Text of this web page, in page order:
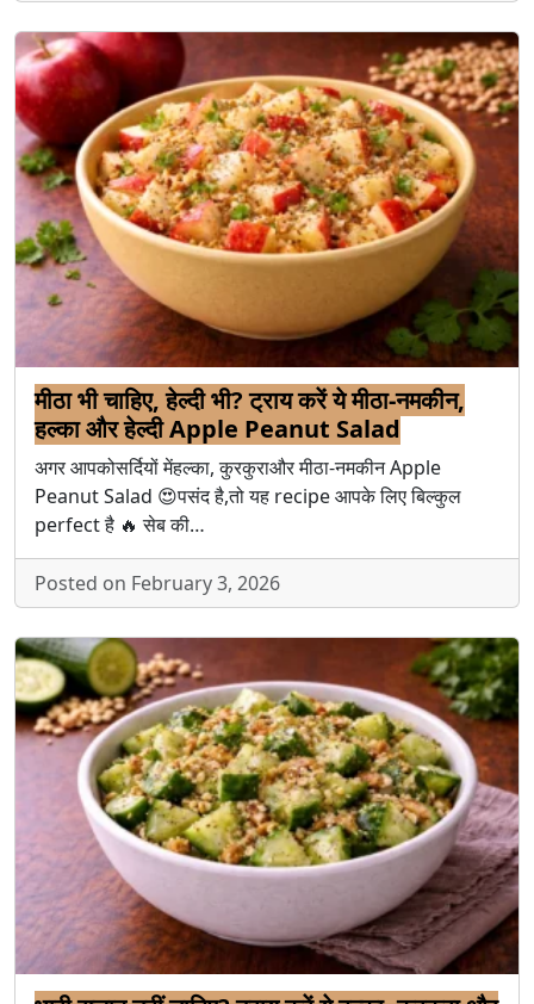
मीठा भी चाहिए, हेल्दी भी? ट्राय करें ये मीठा-नमकीन,
हल्का और हेल्दी Apple Peanut Salad
अगर आपकोसर्दियों मेंहल्का, कुरकुराऔर मीठा-नमकीन Apple
Peanut Salad 😍पसंद है,तो यह recipe आपके लिए बिल्कुल
perfect है 🔥 सेब की…
Posted on February 3, 2026